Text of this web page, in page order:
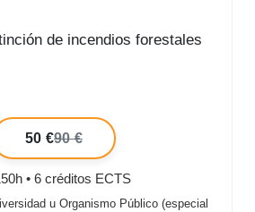
de incendios forestales
50 €90 €
• 6 créditos ECTS
u Organismo Público (especial